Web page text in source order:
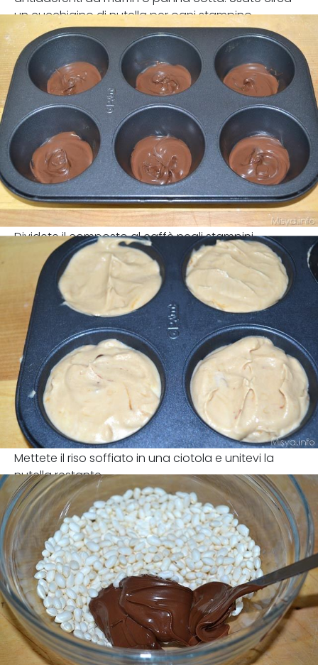
un cucchiaino di nutella per ogni stampino.
Dividete il composto al caffè negli stampini.
Mettete il riso soffiato in una ciotola e unitevi la
nutella restante.